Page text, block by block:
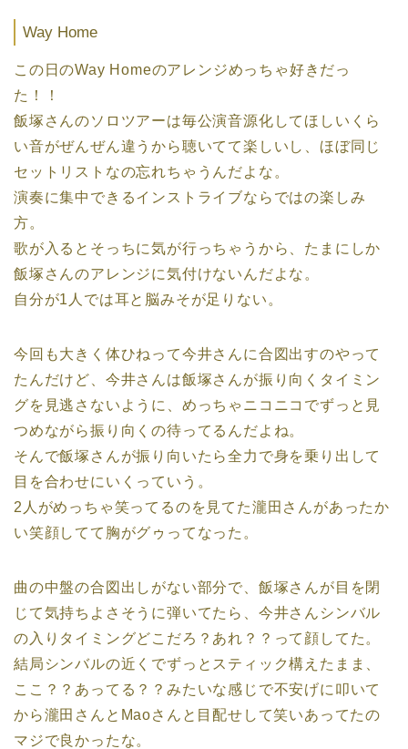
Way Home
この日のWay Homeのアレンジめっちゃ好きだっ
た！！
飯塚さんのソロツアーは毎公演音源化してほしいくら
い音がぜんぜん違うから聴いてて楽しいし、ほぼ同じ
セットリストなの忘れちゃうんだよな。
演奏に集中できるインストライブならではの楽しみ
方。
歌が入るとそっちに気が行っちゃうから、たまにしか
飯塚さんのアレンジに気付けないんだよな。
自分が1人では耳と脳みそが足りない。
今回も大きく体ひねって今井さんに合図出すのやって
たんだけど、今井さんは飯塚さんが振り向くタイミン
グを見逃さないように、めっちゃニコニコでずっと見
つめながら振り向くの待ってるんだよね。
そんで飯塚さんが振り向いたら全力で身を乗り出して
目を合わせにいくっていう。
2人がめっちゃ笑ってるのを見てた瀧田さんがあったか
い笑顔してて胸がグゥってなった。
曲の中盤の合図出しがない部分で、飯塚さんが目を閉
じて気持ちよさそうに弾いてたら、今井さんシンバル
の入りタイミングどこだろ？あれ？？って顔してた。
結局シンバルの近くでずっとスティック構えたまま、
ここ？？あってる？？みたいな感じで不安げに叩いて
から瀧田さんとMaoさんと目配せして笑いあってたの
マジで良かったな。